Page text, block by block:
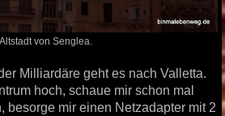
von Senglea.
Milliardäre geht es nach Valletta.
hoch, schaue mir schon mal
besorge mir einen Netzadapter mit 2